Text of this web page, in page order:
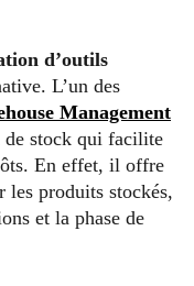
d’outils
L’un des
Management
stock qui facilite
En effet, il offre
les produits stockés,
et la phase de